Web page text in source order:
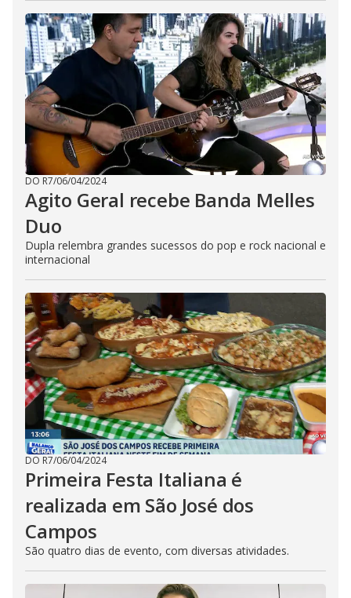
DO R7/06/04/2024
Agito Geral recebe Banda Melles
Duo
Dupla relembra grandes sucessos do pop e rock nacional e
internacional
DO R7/06/04/2024
Primeira Festa Italiana é
realizada em São José dos
Campos
São quatro dias de evento, com diversas atividades.